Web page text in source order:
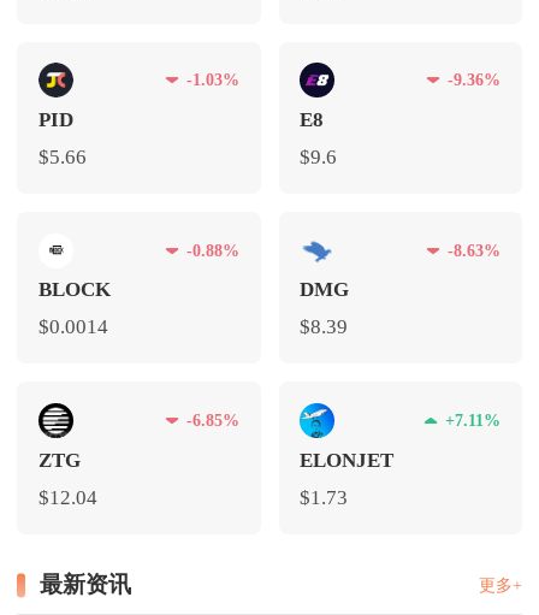
-1.03%
PID
$5.66
-9.36%
E8
$9.6
-0.88%
BLOCK
$0.0014
-8.63%
DMG
$8.39
-6.85%
ZTG
$12.04
+7.11%
ELONJET
$1.73
最新资讯 更多+